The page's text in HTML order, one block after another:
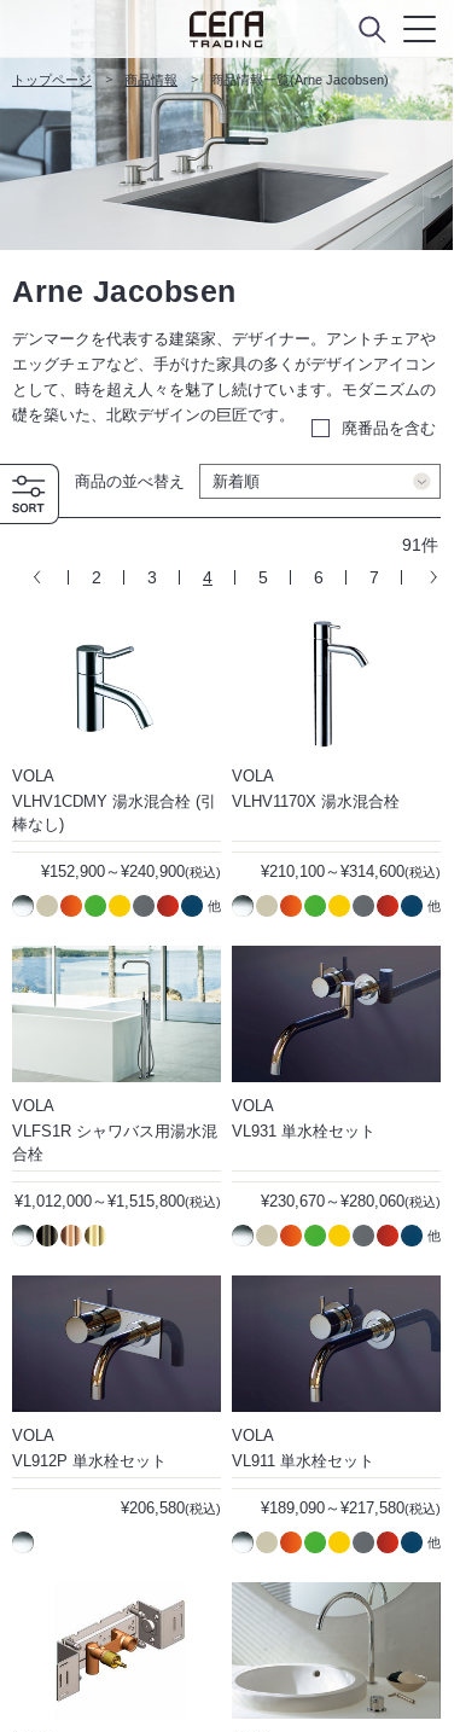
トップページ 商品情報 商品情報一覧(Arne Jacobsen)
Arne Jacobsen
デンマークを代表する建築家、デザイナー。アントチェアや
エッグチェアなど、手がけた家具の多くがデザインアイコン
として、時を超え人々を魅了し続けています。モダニズムの
礎を築いた、北欧デザインの巨匠です。
廃番品を含む
商品の並べ替え
91件
2
3 4 5 6 7
VOLA
VLHV1CDMY 湯水混合栓 (引
棒なし)
¥152,900～¥240,900(税込)
他
VOLA
VLHV1170X 湯水混合栓
¥210,100～¥314,600(税込)
他
VOLA
VLFS1R シャワバス用湯水混
合栓
¥1,012,000～¥1,515,800(税込)
VOLA
VL931 単水栓セット
¥230,670～¥280,060(税込)
他
VOLA
VL912P 単水栓セット
¥206,580(税込)
VOLA
VL911 単水栓セット
¥189,090～¥217,580(税込)
他